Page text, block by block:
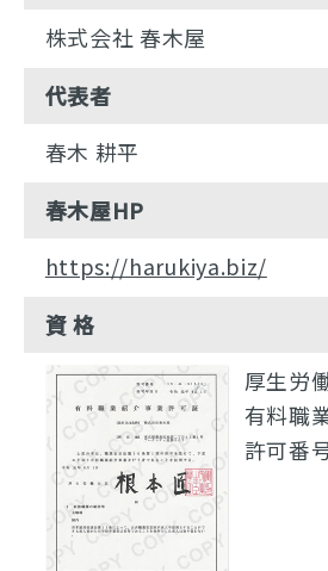
株式会社 春木屋
代表者
春木 耕平
春木屋HP
https://harukiya.biz/
資 格
厚生労
有料職
許可番